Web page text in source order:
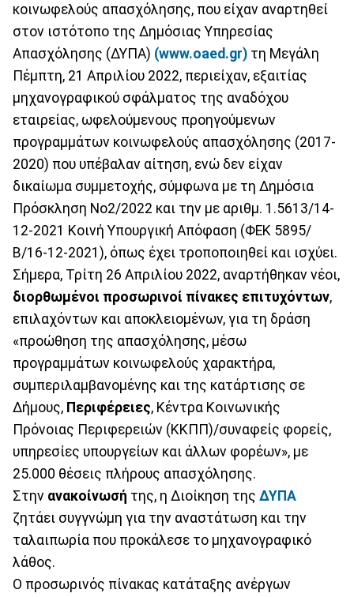
κοινωφελούς απασχόλησης, που είχαν αναρτηθεί
στον ιστότοπο της Δημόσιας Υπηρεσίας
Απασχόλησης (ΔΥΠΑ) (www.oaed.gr) τη Μεγάλη
Πέμπτη, 21 Απριλίου 2022, περιείχαν, εξαιτίας
μηχανογραφικού σφάλματος της αναδόχου
εταιρείας, ωφελούμενους προηγούμενων
προγραμμάτων κοινωφελούς απασχόλησης (2017-
2020) που υπέβαλαν αίτηση, ενώ δεν είχαν
δικαίωμα συμμετοχής, σύμφωνα με τη Δημόσια
Πρόσκληση Νο2/2022 και την με αριθμ. 1.5613/14-
12-2021 Κοινή Υπουργική Απόφαση (ΦΕΚ 5895/
Β/16-12-2021), όπως έχει τροποποιηθεί και ισχύει.
Σήμερα, Τρίτη 26 Απριλίου 2022, αναρτήθηκαν νέοι,
διορθωμένοι προσωρινοί πίνακες επιτυχόντων,
επιλαχόντων και αποκλειομένων, για τη δράση
«προώθηση της απασχόλησης, μέσω
προγραμμάτων κοινωφελούς χαρακτήρα,
συμπεριλαμβανομένης και της κατάρτισης σε
Δήμους, Περιφέρειες, Κέντρα Κοινωνικής
Πρόνοιας Περιφερειών (ΚΚΠΠ)/συναφείς φορείς,
υπηρεσίες υπουργείων και άλλων φορέων», με
25.000 θέσεις πλήρους απασχόλησης.
Στην ανακοίνωσή της, η Διοίκηση της ΔΥΠΑ
ζητάει συγγνώμη για την αναστάτωση και την
ταλαιπωρία που προκάλεσε το μηχανογραφικό
λάθος.
Ο προσωρινός πίνακας κατάταξης ανέργων